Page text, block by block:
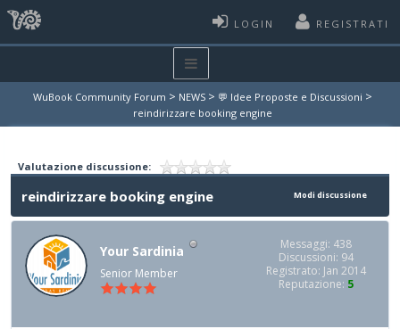
LOGIN REGISTRATI
WuBook Community Forum > NEWS > 💬 Idee Proposte e Discussioni >
reindirizzare booking engine
Valutazione discussione:
Modi discussione
reindirizzare booking engine
Your Sardinia
Senior Member
Messaggi: 438
Discussioni: 94
Registrato: Jan 2014
Reputazione: 5